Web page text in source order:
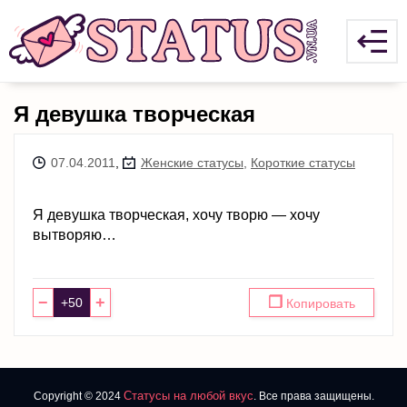
Я девушка творческая
07.04.2011 Женские статусы Короткие статусы
Я девушка творческая, хочу творю — хочу
вытворяю…
− + ❐ Копировать
Copyright © 2024 Статусы на любой вкус. Все права защищены.